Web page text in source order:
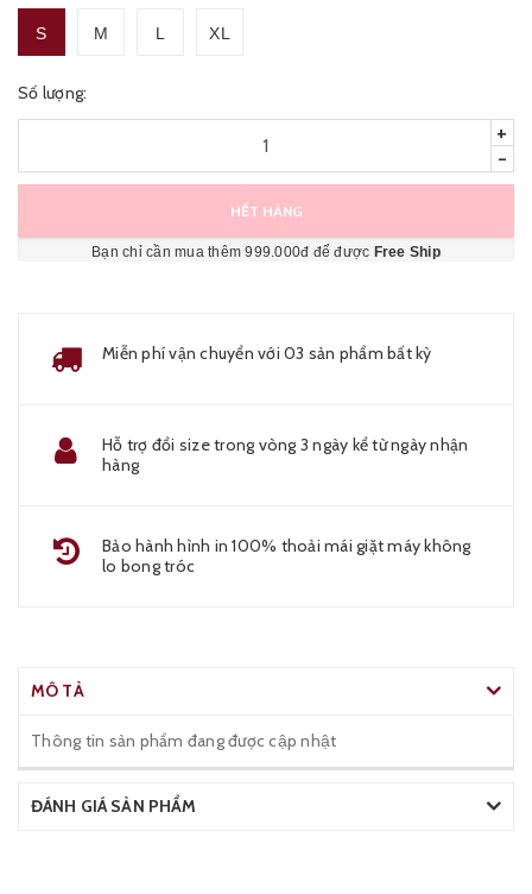
S M L XL
Số lượng:
+
-
HẾT HÀNG
Bạn chỉ cần mua thêm 999.000đ để được Free Ship
Miễn phí vận chuyển với 03 sản phẩm bất kỳ
Hỗ trợ đổi size trong vòng 3 ngày kể từ ngày nhận
hàng
Bảo hành hình in 100% thoải mái giặt máy không
lo bong tróc
MÔ TẢ
Thông tin sản phẩm đang được cập nhật
ĐÁNH GIÁ SẢN PHẨM